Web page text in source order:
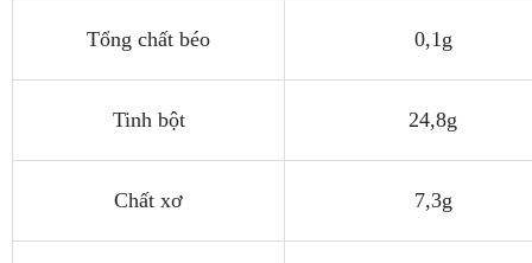
Tổng chất béo 0,1g
Tinh bột 24,8g
Chất xơ 7,3g